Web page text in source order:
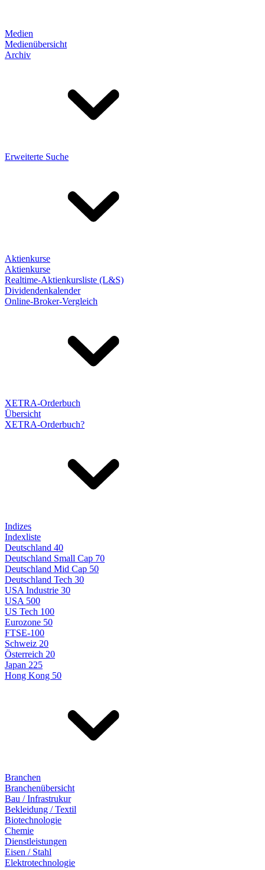
Medien
Medienübersicht
Archiv
Erweiterte Suche
Aktienkurse
Aktienkurse
Realtime-Aktienkursliste (L&S)
Dividendenkalender
Online-Broker-Vergleich
XETRA-Orderbuch
Übersicht
XETRA-Orderbuch?
Indizes
Indexliste
Deutschland 40
Deutschland Small Cap 70
Deutschland Mid Cap 50
Deutschland Tech 30
USA Industrie 30
USA 500
US Tech 100
Eurozone 50
FTSE-100
Schweiz 20
Österreich 20
Japan 225
Hong Kong 50
Branchen
Branchenübersicht
Bau / Infrastrukur
Bekleidung / Textil
Biotechnologie
Chemie
Dienstleistungen
Eisen / Stahl
Elektrotechnologie